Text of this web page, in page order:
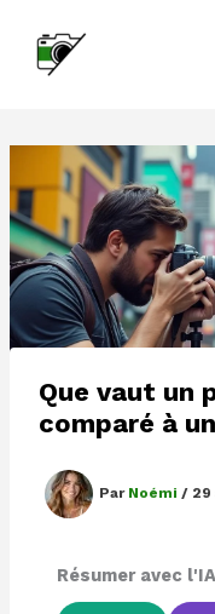
contenu
Que vaut un
comparé à
Par Noémi / 29
Résumer avec